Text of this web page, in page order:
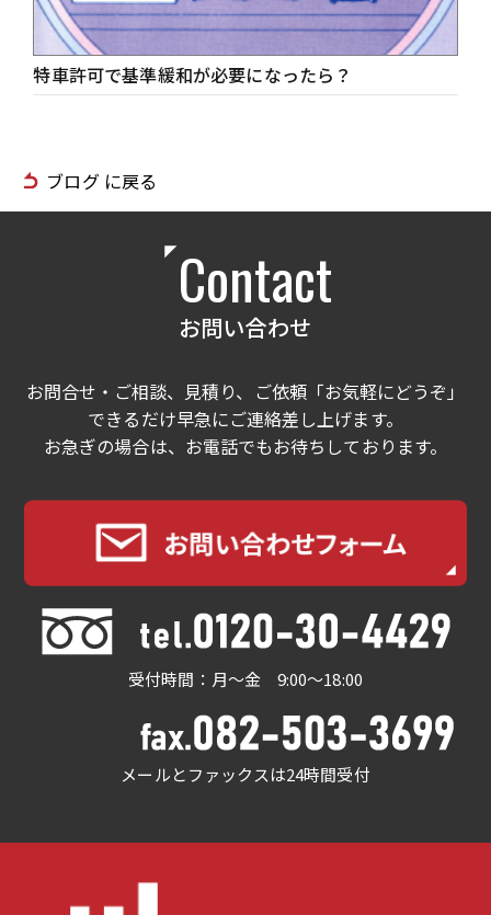
特車許可で基準緩和が必要になったら？
ブログ に戻る
Contact
お問い合わせ
お問合せ・ご相談、見積り、ご依頼「お気軽にどうぞ」
できるだけ早急にご連絡差し上げます。
お急ぎの場合は、お電話でもお待ちしております。
受付時間：月～金 9:00～18:00
メールとファックスは24時間受付